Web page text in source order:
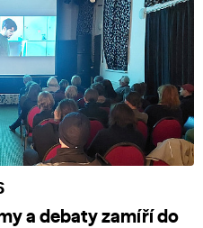
a debaty zamíří do